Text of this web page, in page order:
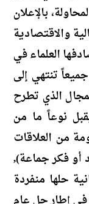
بالإعلان
والاقتصادية
العلماء في
تنتهي إلى
الذي تطرح
نوعاً ما من
من العلاقات
أو فكر جماعة),
حلها منفردة